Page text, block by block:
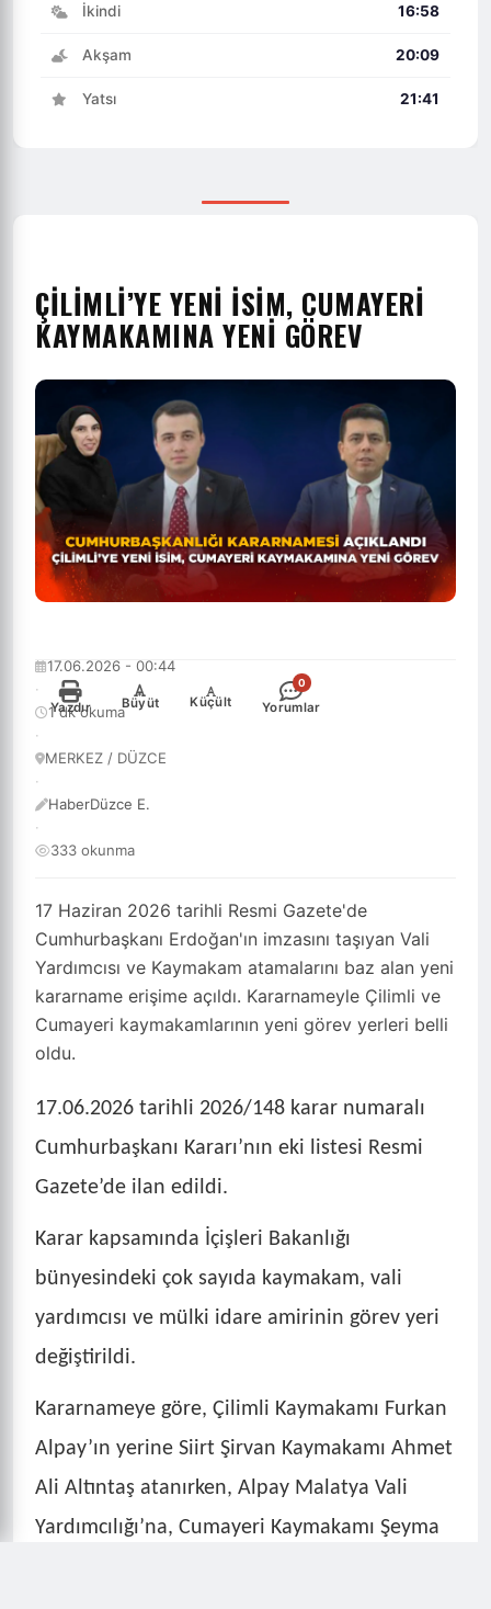
İkindi 16:58
Akşam 20:09
Yatsı 21:41
ÇİLİMLİ’YE YENİ İSİM, CUMAYERİ
KAYMAKAMINA YENİ GÖREV
17 Haziran 2026 tarihli Resmi Gazete'de
Cumhurbaşkanı Erdoğan'ın imzasını taşıyan Vali
Yardımcısı ve Kaymakam atamalarını baz alan yeni
kararname erişime açıldı. Kararnameyle Çilimli ve
Cumayeri kaymakamlarının yeni görev yerleri belli
oldu.
17.06.2026 - 00:44
·
1 dk okuma
·
MERKEZ / DÜZCE
·
HaberDüzce E.
·
333 okunma
Yazdır
+
Büyüt
-
Küçült
0
Yorumlar
17.06.2026 tarihli 2026/148 karar numaralı
Cumhurbaşkanı Kararı’nın eki listesi Resmi
Gazete’de ilan edildi.
Karar kapsamında İçişleri Bakanlığı
bünyesindeki çok sayıda kaymakam, vali
yardımcısı ve mülki idare amirinin görev yeri
değiştirildi.
Kararnameye göre, Çilimli Kaymakamı Furkan
Alpay’ın yerine Siirt Şirvan Kaymakamı Ahmet
Ali Altıntaş atanırken, Alpay Malatya Vali
Yardımcılığı’na, Cumayeri Kaymakamı Şeyma